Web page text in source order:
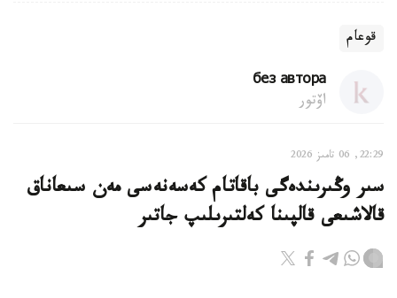
قوعام
без автора
اۆتور
22:29, 06 تامىز 2026
سىر وڭىرىندەگى باقاتام كەسەنەسى مەن سىعاناق
قالاشىعى قالپىنا كەلتىرىلىپ جاتىر